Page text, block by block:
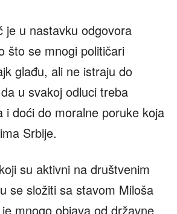
je u nastavku odgovora
što se mnogi političari
glađu, ali ne istraju do
u svakoj odluci treba
i doći do moralne poruke koja
Srbije.
su aktivni na društvenim
se složiti sa stavom Miloša
mnogo objava od državne